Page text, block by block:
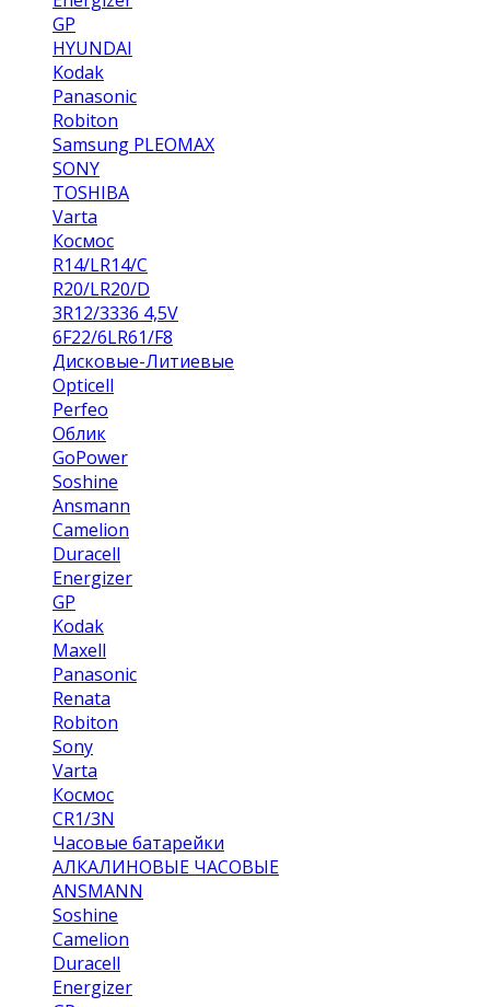
GP
HYUNDAI
Kodak
Panasonic
Robiton
Samsung PLEOMAX
SONY
TOSHIBA
Varta
Космос
R14/LR14/C
R20/LR20/D
3R12/3336 4,5V
6F22/6LR61/F8
Дисковые-Литиевые
Opticell
Perfeo
Облик
GoPower
Soshine
Ansmann
Camelion
Duracell
Energizer
GP
Kodak
Maxell
Panasonic
Renata
Robiton
Sony
Varta
Космос
CR1/3N
Часовые батарейки
АЛКАЛИНОВЫЕ ЧАСОВЫЕ
ANSMANN
Soshine
Camelion
Duracell
Energizer